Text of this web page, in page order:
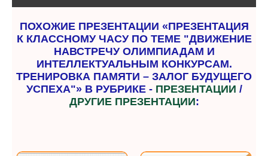
ПОХОЖИЕ ПРЕЗЕНТАЦИИ «ПРЕЗЕНТАЦИЯ
К КЛАССНОМУ ЧАСУ ПО ТЕМЕ "ДВИЖЕНИЕ
НАВСТРЕЧУ ОЛИМПИАДАМ И
ИНТЕЛЛЕКТУАЛЬНЫМ КОНКУРСАМ.
ТРЕНИРОВКА ПАМЯТИ – ЗАЛОГ БУДУЩЕГО
УСПЕХА"» В РУБРИКЕ - ПРЕЗЕНТАЦИИ /
ДРУГИЕ ПРЕЗЕНТАЦИИ: